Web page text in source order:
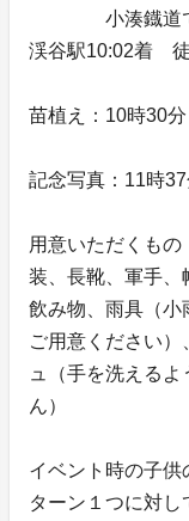
小湊鐡道で来
渓谷駅10:02着
苗植え：10時30
記念写真：11時37
用意いただくも
装、長靴、軍手、
飲み物、雨具（小
ご用意ください
ュ（手を洗える
ん）
イベント時の子供
ターン１つに対